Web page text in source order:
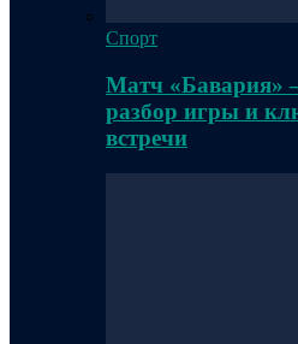
Спорт
Матч «Бавария»
разбор игры и
встречи